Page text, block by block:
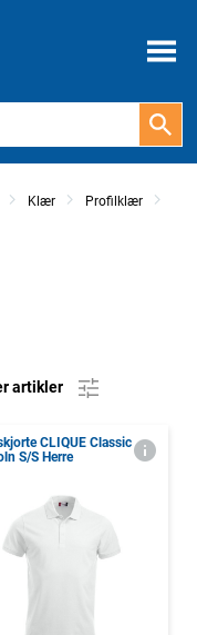
Meny
Klær
Profilklær
artikler
CLIQUE Classic
S/S Herre